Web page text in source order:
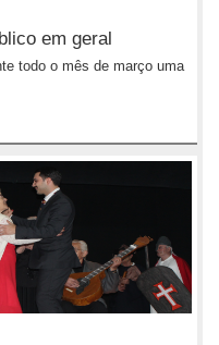
em geral
todo o mês de março uma